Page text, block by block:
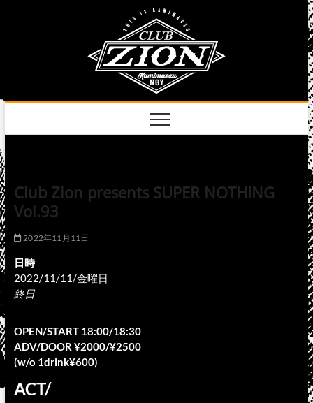
Club Zion presents SUPER NOTHING
Vol.93
2022年11月11日
日時
2022/11/11/金曜日
終日
OPEN/START 18:00/18:30
ADV/DOOR ¥2000/¥2500
(w/o 1drink¥600)
ACT/